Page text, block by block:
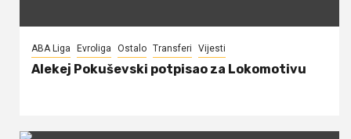
ABA Liga Evroliga Ostalo Transferi Vijesti
Alekej Pokuševski potpisao za Lokomotivu